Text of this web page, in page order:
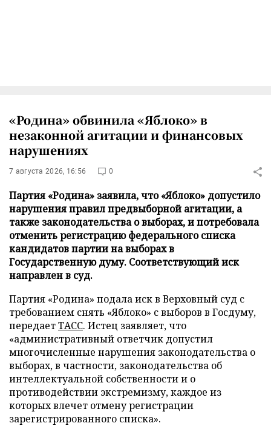
«Родина» обвинила «Яблоко» в
незаконной агитации и финансовых
нарушениях
7 августа 2026, 16:56 0
Партия «Родина» заявила, что «Яблоко» допустило
нарушения правил предвыборной агитации, а
также законодательства о выборах, и потребовала
отменить регистрацию федерального списка
кандидатов партии на выборах в
Государственную думу. Соответствующий иск
направлен в суд.
Партия «Родина» подала иск в Верховный суд с
требованием снять «Яблоко» с выборов в Госдуму,
передаетТАСС. Истец заявляет, что
«административный ответчик допустил
многочисленные нарушения законодательства о
выборах, в частности, законодательства об
интеллектуальной собственности и о
противодействии экстремизму, каждое из
которых влечет отмену регистрации
зарегистрированного списка».